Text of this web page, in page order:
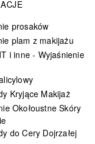
prosaków
plam z makijażu
i inne - Wyjaśnienie
Kryjące Makijaż
Okołoustne Skóry
do Cery Dojrzałej